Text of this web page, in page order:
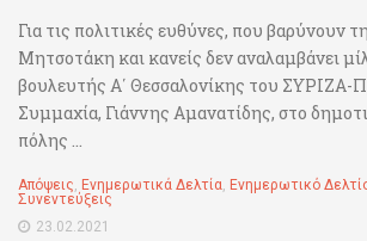
Για τις πολιτικές ευθύνες, που βαρύνουν
Μητσοτάκη και κανείς δεν αναλαμβάνει
βουλευτής Α΄ Θεσσαλονίκης του ΣΥΡΙΖΑ-
Συμμαχία, Γιάννης Αμανατίδης, στο
πόλης ...
Απόψεις, Ενημερωτικά Δελτία, Ενημερωτικό
Συνεντεύξεις
23.02.2021